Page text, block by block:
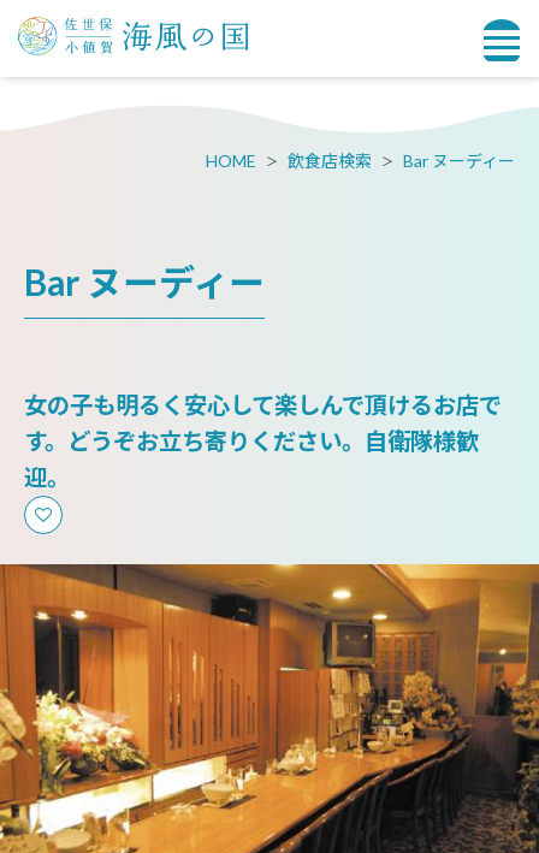
HOME 飲食店検索 Bar ヌーディー
Bar ヌーディー
女の子も明るく安心して楽しんで頂けるお店で
す。どうぞお立ち寄りください。自衛隊様歓
迎。